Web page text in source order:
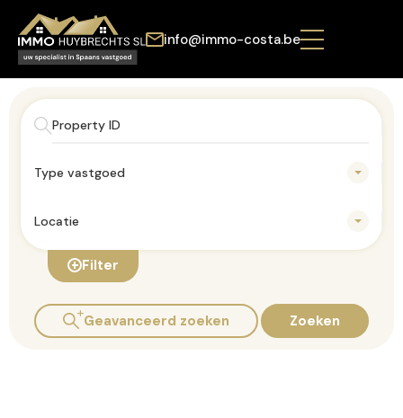
info@immo-costa.be
Type vastgoed
Locatie
Filter
Geavanceerd zoeken Zoeken